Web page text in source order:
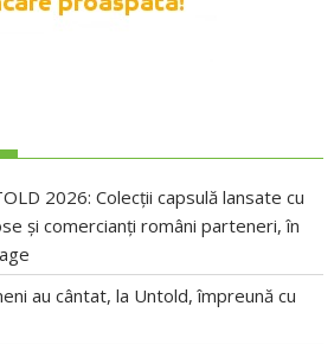
2026: Colecții capsulă lansate cu
și comercianți români parteneri, în
au cântat, la Untold, împreună cu